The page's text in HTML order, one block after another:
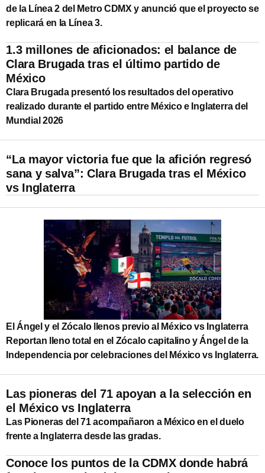
de la Línea 2 del Metro CDMX y anunció que el proyecto se
replicará en la Línea 3.
1.3 millones de aficionados: el balance de
Clara Brugada tras el último partido de
México
Clara Brugada presentó los resultados del operativo
realizado durante el partido entre México e Inglaterra del
Mundial 2026
“La mayor victoria fue que la afición regresó
sana y salva”: Clara Brugada tras el México
vs Inglaterra
El Ángel y el Zócalo llenos previo al México vs Inglaterra
Reportan lleno total en el Zócalo capitalino y Ángel de la
Independencia por celebraciones del México vs Inglaterra.
Las pioneras del 71 apoyan a la selección en
el México vs Inglaterra
Las Pioneras del 71 acompañaron a México en el duelo
frente a Inglaterra desde las gradas.
Conoce los puntos de la CDMX donde habrá